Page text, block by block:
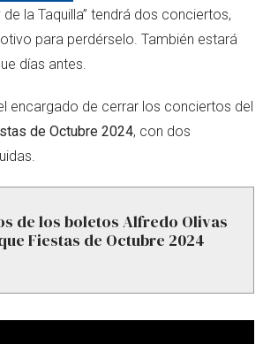
de la Taquilla” tendrá dos conciertos,
para perdérselo. También estará
días antes.
encargado de cerrar los conciertos del
de Octubre 2024, con dos
de los boletos Alfredo Olivas
Fiestas de Octubre 2024